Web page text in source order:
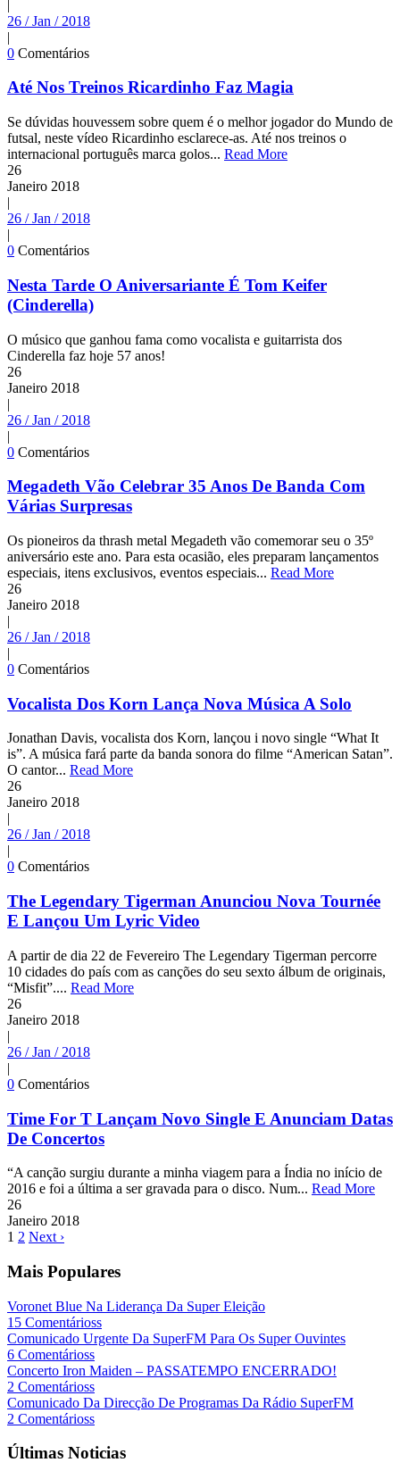
26 / Jan / 2018
|
0 Comentários
Até Nos Treinos Ricardinho Faz Magia
Se dúvidas houvessem sobre quem é o melhor jogador do Mundo de
futsal, neste vídeo Ricardinho esclarece-as. Até nos treinos o
internacional português marca golos... Read More
26
Janeiro 2018
|
26 / Jan / 2018
|
0 Comentários
Nesta Tarde O Aniversariante É Tom Keifer
(Cinderella)
O músico que ganhou fama como vocalista e guitarrista dos
Cinderella faz hoje 57 anos!
26
Janeiro 2018
|
26 / Jan / 2018
|
0 Comentários
Megadeth Vão Celebrar 35 Anos De Banda Com
Várias Surpresas
Os pioneiros da thrash metal Megadeth vão comemorar seu o 35º
aniversário este ano. Para esta ocasião, eles preparam lançamentos
especiais, itens exclusivos, eventos especiais... Read More
26
Janeiro 2018
|
26 / Jan / 2018
|
0 Comentários
Vocalista Dos Korn Lança Nova Música A Solo
Jonathan Davis, vocalista dos Korn, lançou i novo single “What It
is”. A música fará parte da banda sonora do filme “American Satan”.
O cantor... Read More
26
Janeiro 2018
|
26 / Jan / 2018
|
0 Comentários
The Legendary Tigerman Anunciou Nova Tournée
E Lançou Um Lyric Video
A partir de dia 22 de Fevereiro The Legendary Tigerman percorre
10 cidades do país com as canções do seu sexto álbum de originais,
“Misfit”.... Read More
26
Janeiro 2018
|
26 / Jan / 2018
|
0 Comentários
Time For T Lançam Novo Single E Anunciam Datas
De Concertos
“A canção surgiu durante a minha viagem para a Índia no início de
2016 e foi a última a ser gravada para o disco. Num... Read More
26
Janeiro 2018
1 2 Next ›
Mais Populares
Voronet Blue Na Liderança Da Super Eleição
15 Comentárioss
Comunicado Urgente Da SuperFM Para Os Super Ouvintes
6 Comentárioss
Concerto Iron Maiden – PASSATEMPO ENCERRADO!
2 Comentárioss
Comunicado Da Direcção De Programas Da Rádio SuperFM
2 Comentárioss
Últimas Noticias